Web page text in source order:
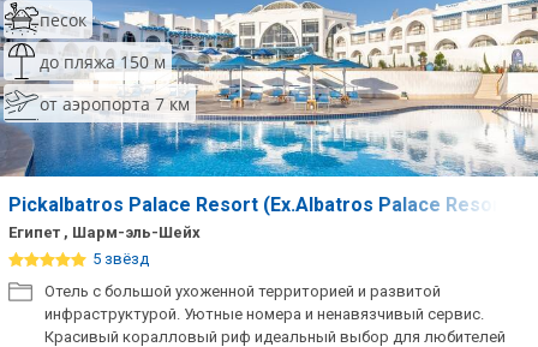
песок
до пляжа 150 м
от аэропорта 7 км
Pickalbatros Palace Resort (Ex.Albatros Palace Resort)
Египет , Шарм-эль-Шейх
5 звёзд
Отель с большой ухоженной территорией и развитой
инфраструктурой. Уютные номера и ненавязчивый сервис.
Красивый коралловый риф идеальный выбор для любителей